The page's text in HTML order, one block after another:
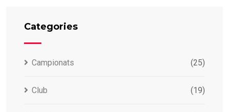
Categories
Campionats (25)
Club (19)